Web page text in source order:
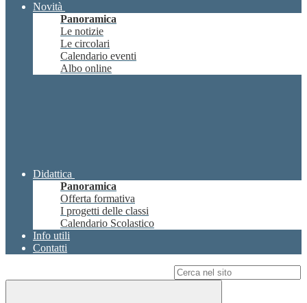
Novità
Panoramica
Le notizie
Le circolari
Calendario eventi
Albo online
Didattica
Panoramica
Offerta formativa
I progetti delle classi
Calendario Scolastico
Info utili
Contatti